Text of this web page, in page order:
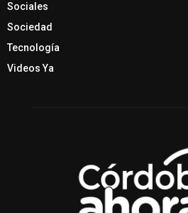
Sociales
Sociedad
Tecnología
Videos Ya